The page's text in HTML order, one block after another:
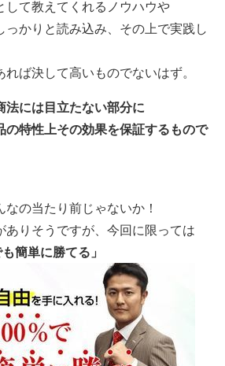
して教えてくれるノウハウや
かりと読み込み、その上で実践し
ば決して高いものでないはず。
法には目立たない部分に
の特性上その効果を保証するもので
なの当たり前じゃないか！
ありそうですが、今回に限っては
簡単に勝てる」